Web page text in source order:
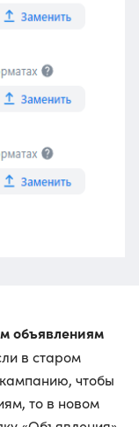
объявлениям
в старом
чтобы
то в новом